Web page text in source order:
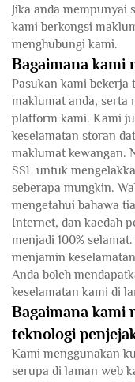
Jika anda mempunyai
kami berkongsi
menghubungi kami.
Bagaimana kami
Pasukan kami
maklumat anda, serta
platform kami. Kami
keselamatan storan
maklumat kewangan.
SSL untuk
seberapa mungkin.
mengetahui bahawa
Internet, dan kaedah
menjadi 100%
menjamin
Anda boleh
keselamatan kami di
Bagaimana kami
teknologi
Kami menggunakan
serupa di laman web